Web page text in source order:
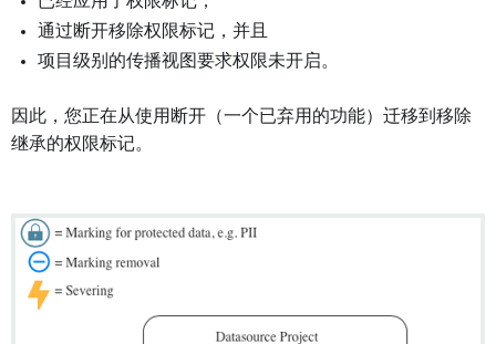
通过断开移除权限标记，并且
项目级别的传播视图要求权限未开启。
因此，您正在从使用断开（一个已弃用的功能）迁移到移除
继承的权限标记。